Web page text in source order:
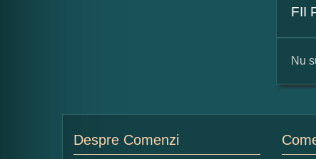
FII
Nu
Despre Comenzi